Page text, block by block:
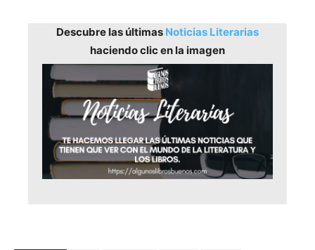
Descubre las últimas Noticias Literarias
haciendo clic en la imagen